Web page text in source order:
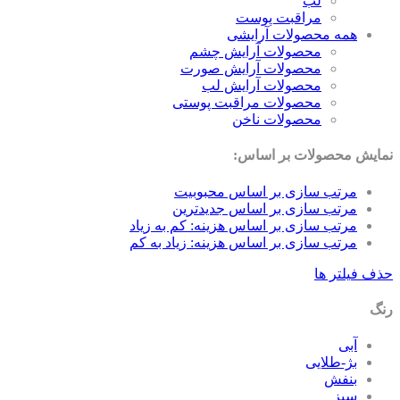
مراقبت پوست
همه محصولات آرایشی
محصولات آرایش چشم
محصولات آرایش صورت
محصولات آرایش لب
محصولات مراقبت پوستی
محصولات ناخن
محصولات بر اساس:
مرتب سازی بر اساس محبوبیت
مرتب سازی بر اساس جدیدترین
مرتب سازی بر اساس هزینه: کم به زیاد
مرتب سازی بر اساس هزینه: زیاد به کم
فیلتر ها
آبی
بژ-طلایی
بنفش
سبز